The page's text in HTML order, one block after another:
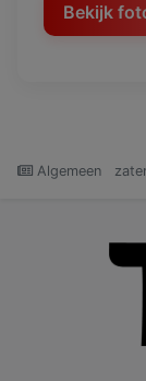
Bekijk
Algemeen